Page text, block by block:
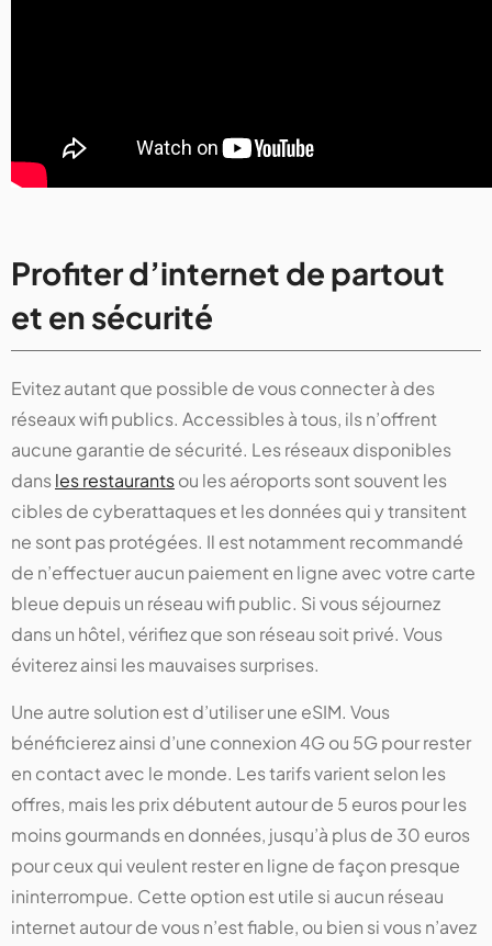
Profiter d’internet de partout
et en sécurité
Evitez autant que possible de vous connecter à des
réseaux wifi publics. Accessibles à tous, ils n’offrent
aucune garantie de sécurité. Les réseaux disponibles
dansles restaurantsou les aéroports sont souvent les
cibles de cyberattaques et les données qui y transitent
ne sont pas protégées. Il est notamment recommandé
de n’effectuer aucun paiement en ligne avec votre carte
bleue depuis un réseau wifi public. Si vous séjournez
dans un hôtel, vérifiez que son réseau soit privé. Vous
éviterez ainsi les mauvaises surprises.
Une autre solution est d’utiliser une eSIM. Vous
bénéficierez ainsi d’une connexion 4G ou 5G pour rester
en contact avec le monde. Les tarifs varient selon les
offres, mais les prix débutent autour de 5 euros pour les
moins gourmands en données, jusqu’à plus de 30 euros
pour ceux qui veulent rester en ligne de façon presque
ininterrompue. Cette option est utile si aucun réseau
internet autour de vous n’est fiable, ou bien si vous n’avez